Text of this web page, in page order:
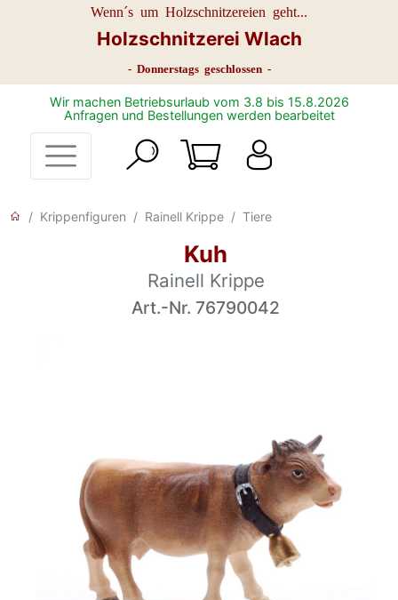
Wenn´s um Holzschnitzereien geht...
Holzschnitzerei Wlach
- Donnerstags geschlossen -
Wir machen Betriebsurlaub vom 3.8 bis 15.8.2026
Anfragen und Bestellungen werden bearbeitet
Krippenfiguren Rainell Krippe Tiere
Kuh
Rainell Krippe
Art.-Nr. 76790042